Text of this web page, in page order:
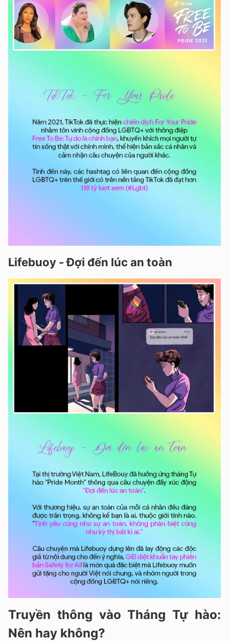
Lifebuoy - Đợi đến lúc an toàn
Truyền thông vào Tháng Tự hào:
Nên hay không?